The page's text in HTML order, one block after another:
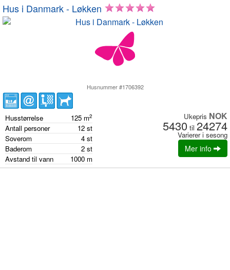
Hus i Danmark - Løkken
Husnummer #1706392
Husstørrelse 125 m2
Antall personer 12 st
Soverom
4 st
Baderom
2 st
Avstand til vann
1000 m
Ukepris NOK
5430 til 24274
Varierer i sesong
Mer info